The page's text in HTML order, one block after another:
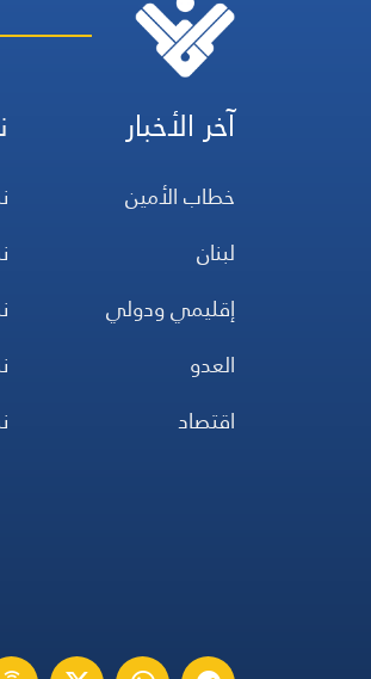
آخر الأخبار
خطاب الأمين
لبنان
إقليمي ودولي
العدو
اقتصاد